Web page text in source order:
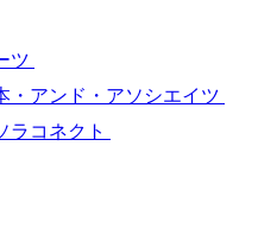
ツ
・アンド・アソシエイツ
ラコネクト